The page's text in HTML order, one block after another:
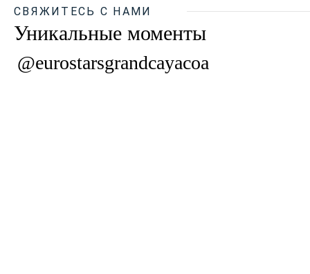
СВЯЖИТЕСЬ С НАМИ
Уникальные моменты
@eurostarsgrandcayacoa